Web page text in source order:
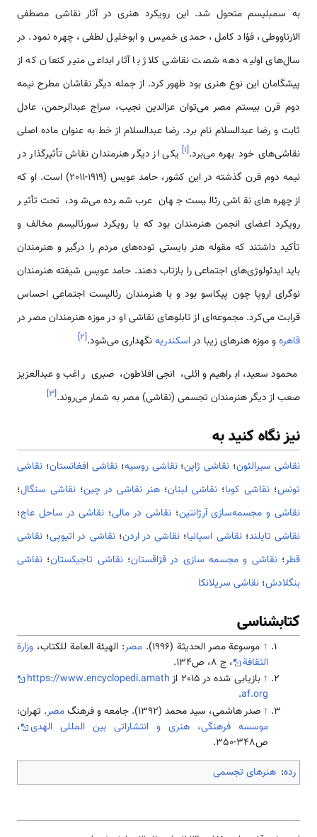
به سمبلیسم متحول شد. این رویکرد هنری در آثار نقاشی مصطفی
الارناووطی، فؤاد کامل، حمدی خمیس و ابوخلیل لطفی، چهره نمود. در
سال­‌های اولیه دهه شصت نقاشی کلاژ با آثار ابداعی منیر کنعان که از
پیشگامان این نوع هنری بود ظهور کرد. از جمله دیگر نقاشان مطرح نیمه
دوم قرن بیستم مصر می­‌توان عزالدین نجیب، سراج عبدالرحمن، عادل
ثابت و رضا عبدالسلام نام برد. رضا عبدالسلام از خط به عنوان ماده اصلی
نقاشی­‌های خود بهره می‌برد.[۱] یکی از دیگر هنرمندان نقاش تأثیرگذار در
نیمه دوم قرن گذشته در این کشور، حامد عویس (1919-2011) است. او که
از چهره­‌های نقاشی رئالیست جهان عرب شمرده می­‌شود، تحت تأثیر
رویکرد اعضای انجمن هنرمندان بود که با رویکرد سورئالیسم مخالف و
تأکید داشتند که مقوله هنر بایستی توده­‌های مردم را درگیر و هنرمندان
باید ایدئولوژی­‌های اجتماعی را بازتاب دهند. حامد عویس شیفته هنرمندان
نوگرای اروپا چون پیکاسو بود و با هنرمندان رئالیست اجتماعی احساس
قرابت می­‌کرد. مجموعه‌‌ای از تابلوهای نقاشی او در موزه هنرمندان مصر در
قاهرهو موزه هنرهای زیبا دراسکندریهنگهداری می­‌شود.[۲]
محمودسعید، ابراهیم وائلی، انجی افلاطون، صبری راغب و عبدالعزیز
صعب از دیگر هنرمندان تجسمی (نقاشی) مصر به شمار می‌روند.[۳]
نیز نگاه کنید به
نقاشی سیرالئون؛ نقاشی ژاپن؛نقاشی روسیه؛نقاشی افغانستان؛ نقاشی
تونس؛ نقاشی کوبا؛ نقاشی لبنان؛ هنر نقاشی در چین؛ نقاشی سنگال؛
نقاشی و مجسمه‌سازی آرژانتین؛نقاشی در مالی؛ نقاشی در ساحل عاج؛
نقاشی تایلند؛نقاشی اسپانیا؛ نقاشی در اردن؛نقاشی در اتیوپی؛ نقاشی
قطر؛نقاشی و مجسمه سازی در قزاقستان؛نقاشی تاجیکستان؛ نقاشی
بنگلادش؛ نقاشی سریلانکا
کتابشناسی
↑ موسوعة مصر الحدیثة (1996). مصر: الهيئة العامة للكتاب، وزارة
الثقافة
، ج 8، ص134.
↑ بازیابی شده در 2015 از
https://www.encyclopedi.amath
af.org
.
↑ صدر هاشمی، سید محمد (1392). جامعه و فرهنگ مصر. تهران:
موسسه فرهنگی، هنری و انتشاراتی بین المللی الهدی
،
ص348-350.
رده: هنرهای تجسمی